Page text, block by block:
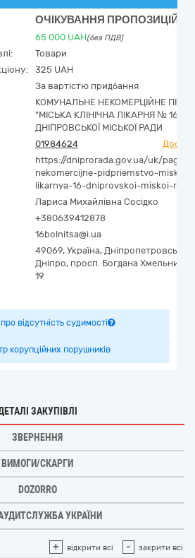
ОЧІКУВАННЯ ПРОПОЗИЦІЙ
65 000 UAH(без ПДВ)
Товари
325 UAH
За вартістю придбання
КОМУНАЛЬНЕ НЕКОМЕРЦІЙНЕ
"МІСЬКА КЛІНІЧНА ЛІКАРНЯ № 16"
ДНІПРОВСЬКОЇ МІСЬКОЇ РАДИ
01984624 Досьє
https://dniprorada.gov.ua/uk/page/
nekomercijne-pidpriemstvo-miska-
likarnya-16-dniprovskoi-miskoi-radi
Лариса Михайлівна Сосідко
+380639412878
16bolnitsa@i.ua
49069, Україна, Дніпропетровська
Дніпро, просп. Богдана
19
відсутність судимості
корупційних порушників
ЗАКУПІВЛІ
ЗВЕРНЕННЯ
ВИМОГИ/СКАРГИ
DOZORRO
УКРАЇНИ
+ відкрити всі - закрити всі